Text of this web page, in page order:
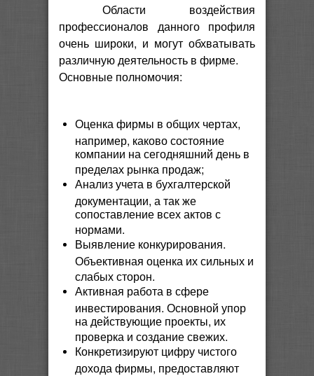
Области воздействия
профессионалов данного профиля
очень широки, и могут обхватывать
различную деятельность в фирме.
Основные полномочия:
Оценка фирмы в общих чертах,
например, каково состояние
компании на сегодняшний день в
пределах рынка продаж;
Анализ учета в бухгалтерской
документации, а так же
сопоставление всех актов с
нормами.
Выявление конкурирования.
Объективная оценка их сильных и
слабых сторон.
Активная работа в сфере
инвестирования. Основной упор
на действующие проекты, их
проверка и создание свежих.
Конкретизируют цифру чистого
дохода фирмы, предоставляют